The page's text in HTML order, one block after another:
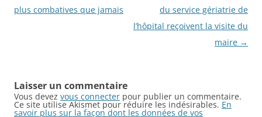
des
plus combatives que jamais
du service gériatrie de
l’hôpital reçoivent la visite du
maire →
Laisser un commentaire
Vous devez vous connecter pour publier un commentaire.
Ce site utilise Akismet pour réduire les indésirables. En
savoir plus sur la façon dont les données de vos